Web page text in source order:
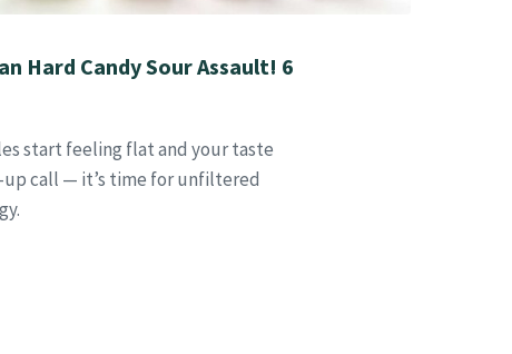
Hard Candy Sour Assault! 6
start feeling flat and your taste
up call — it’s time for unfiltered